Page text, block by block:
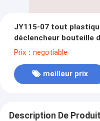
JY115-07 tout
déclencheur bouteille
Prix：negotiable
meilleur prix
Description De Produit